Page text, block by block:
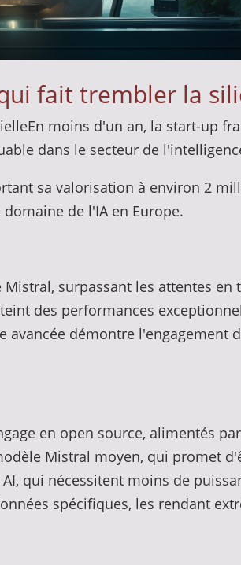
fait trembler la
moins d'un an, la start-up
dans le secteur de
sa valorisation à environ 2
de l'IA en Europe.
surpassant les attentes
des performances
démontre l'engagement
en open source, alimentés
Mistral moyen, qui promet
qui nécessitent moins de
spécifiques, les rendant